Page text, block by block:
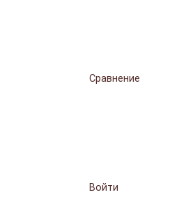
Сравнение
Войти